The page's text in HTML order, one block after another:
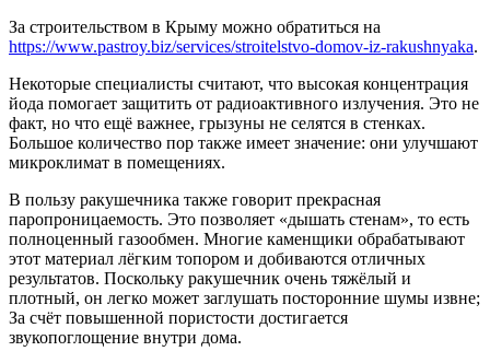
За строительством в Крыму можно обратиться на
https://www.pastroy.biz/services/stroitelstvo-domov-iz-rakushnyaka.
Некоторые специалисты считают, что высокая концентрация
йода помогает защитить от радиоактивного излучения. Это не
факт, но что ещё важнее, грызуны не селятся в стенках.
Большое количество пор также имеет значение: они улучшают
микроклимат в помещениях.
В пользу ракушечника также говорит прекрасная
паропроницаемость. Это позволяет «дышать стенам», то есть
полноценный газообмен. Многие каменщики обрабатывают
этот материал лёгким топором и добиваются отличных
результатов. Поскольку ракушечник очень тяжёлый и
плотный, он легко может заглушать посторонние шумы извне;
За счёт повышенной пористости достигается
звукопоглощение внутри дома.